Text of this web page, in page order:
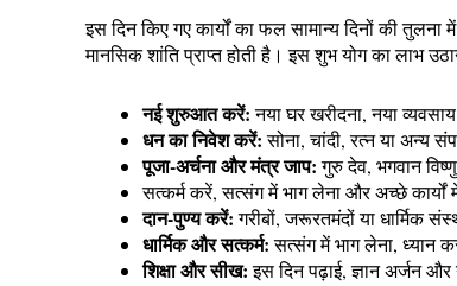
इस दिन किए गए कार्यों का फल सामान्य दिनों की
मानसिक शांति प्राप्त होती है। इस शुभ योग का लाभ
नई शुरुआत करें:नया घर खरीदना, नया
धन का निवेश करें:सोना, चांदी, रत्न या अन्य
पूजा-अर्चना और मंत्र जाप:गुरु देव, भगवान
सत्कर्म करें, सत्संग में भाग लेना और अच्छे कार्यों
दान-पुण्य करें:गरीबों, जरूरतमंदों या धार्मिक
धार्मिक और सत्कर्म:सत्संग में भाग लेना, ध्यान
शिक्षा और सीख:इस दिन पढ़ाई, ज्ञान अर्जन